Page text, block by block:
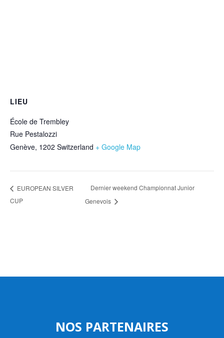
LIEU
École de Trembley
Rue Pestalozzi
Genève, 1202 Switzerland + Google Map
EUROPEAN SILVER
CUP
Dernier weekend Championnat Junior
Genevois
NOS PARTENAIRES